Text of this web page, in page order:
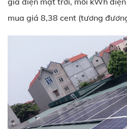
mua giá 8,38 cent (tương